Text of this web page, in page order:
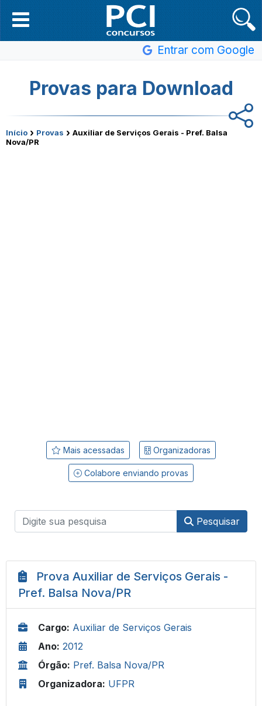
Entrar com Google
Provas para Download
Início › Provas › Auxiliar de Serviços Gerais - Pref. Balsa
Nova/PR
Mais acessadas Organizadoras
Colabore enviando provas
Pesquisar
Prova Auxiliar de Serviços Gerais -
Pref. Balsa Nova/PR
Cargo: Auxiliar de Serviços Gerais
Ano: 2012
Órgão: Pref. Balsa Nova/PR
Organizadora: UFPR